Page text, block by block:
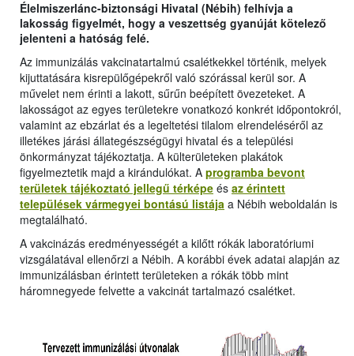
Élelmiszerlánc-biztonsági Hivatal (Nébih) felhívja a
lakosság figyelmét, hogy a veszettség gyanúját kötelező
jelenteni a hatóság felé.
Az immunizálás vakcinatartalmú csalétkekkel történik, melyek
kijuttatására kisrepülőgépekről való szórással kerül sor. A
művelet nem érinti a lakott, sűrűn beépített övezeteket. A
lakosságot az egyes területekre vonatkozó konkrét időpontokról,
valamint az ebzárlat és a legeltetési tilalom elrendeléséről az
illetékes járási állategészségügyi hivatal és a települési
önkormányzat tájékoztatja. A külterületeken plakátok
figyelmeztetik majd a kirándulókat. A programba bevont
területek tájékoztató jellegű térképe és az érintett
települések vármegyei bontású listája a Nébih weboldalán is
megtalálható.
A vakcinázás eredményességét a kilőtt rókák laboratóriumi
vizsgálatával ellenőrzi a Nébih. A korábbi évek adatai alapján az
immunizálásban érintett területeken a rókák több mint
háromnegyede felvette a vakcinát tartalmazó csalétket.